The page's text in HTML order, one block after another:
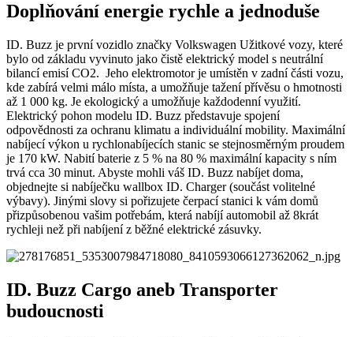
Doplňování energie rychle a jednoduše
ID. Buzz je první vozidlo značky Volkswagen Užitkové vozy, které
bylo od základu vyvinuto jako čistě elektrický model s neutrální
bilancí emisí CO2. Jeho elektromotor je umístěn v zadní části vozu,
kde zabírá velmi málo místa, a umožňuje tažení přívěsu o hmotnosti
až 1 000 kg. Je ekologický a umožňuje každodenní využití.
Elektrický pohon modelu ID. Buzz představuje spojení
odpovědnosti za ochranu klimatu a individuální mobility. Maximální
nabíjecí výkon u rychlonabíjecích stanic se stejnosměrným proudem
je 170 kW. Nabití baterie z 5 % na 80 % maximální kapacity s ním
trvá cca 30 minut. Abyste mohli váš ID. Buzz nabíjet doma,
objednejte si nabíječku wallbox ID. Charger (součást volitelné
výbavy). Jinými slovy si pořizujete čerpací stanici k vám domů
přizpůsobenou vašim potřebám, která nabíjí automobil až 8krát
rychleji než při nabíjení z běžné elektrické zásuvky.
ID. Buzz Cargo aneb Transporter
budoucnosti